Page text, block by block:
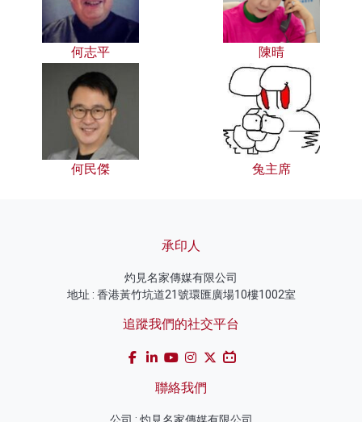
何志平 陳晴
何民傑 兔主席
承印人
灼見名家傳媒有限公司
地址 : 香港黃竹坑道21號環匯廣場10樓1002室
追蹤我們的社交平台
聯絡我們
公司 : 灼見名家傳媒有限公司